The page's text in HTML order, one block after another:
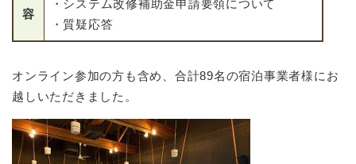
容
・システム改修補助金申請要領について
・質疑応答
オンライン参加の方も含め、合計89名の宿泊事業者様にお
越しいただきました。